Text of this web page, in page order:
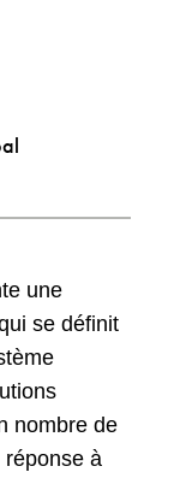
une
se définit
nombre de
réponse à